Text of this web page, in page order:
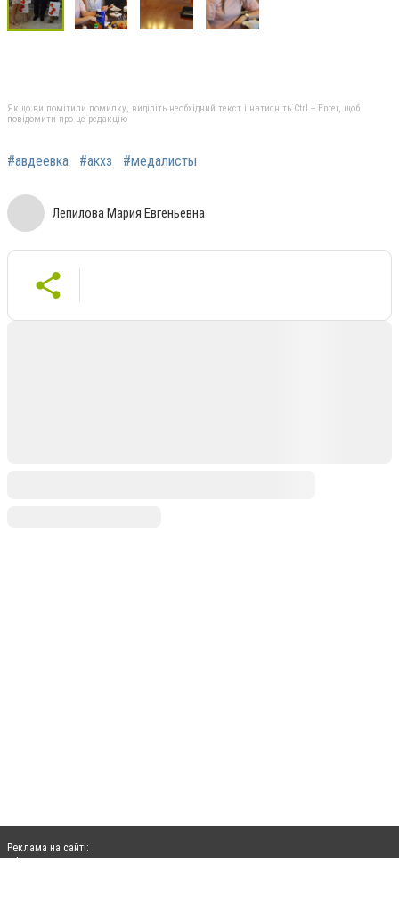
Якщо ви помітили помилку, виділіть необхідний текст і натисніть Ctrl + Enter, щоб
повідомити про це редакцію
#авдеевка #акхз #медалисты
Лепилова Мария Евгеньевна
Реклама на сайті: